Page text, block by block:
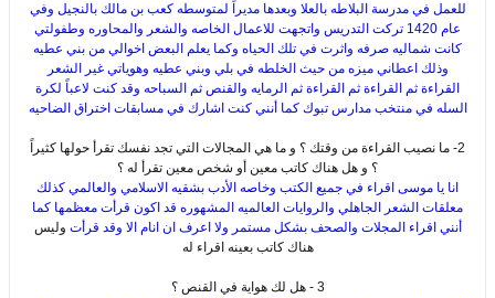
للعمل في مدرسة البلاطه بالعلا وبعدها مديراً لمتوسطه كعب بن مالك بالنجيل وفي
عام 1420 تركت التدريس واتجهت للاعمال الخاصه والشعر والمحاوره وطفولتي
كانت شماليه صرفه واثرت في تلك الحياه وكما يعلم البعض اخوالي من بني عطيه
وذلك اعطاني ميزه من حيث الخلطه في بلي وبني عطيه وهوياتي غير الشعر
القراءة ثم القراءة ثم القراءة ثم الرمايه والقنص ثم السباحه وقد كنت لاعباً لكرة
السله في منتخب مدارس تبوك كما أنني كنت اشارك في مسابقات اختراق الضاحيه
2- ما نصيب القراءة من وقتك ؟ و ما هي المجالات التي تجد نفسك تقرأ حولها كثيراً
؟ و هل هناك كاتب معين أو شخص معين تقرأ له ؟
انا يا موسى اقراء في جميع الكتب وخاصه الأدب بشقيه الاسلامي والعالمي كذلك
معلقات الشعر الجاهلي والروايات العالميه المشهوره قد اكون قرأت معظمها كما
أنني اقراء المجلات والصحف بشكل مستمر ولا اعرف ان انام الا وقد قرأت وليس
هناك كاتب بعينه اقراء له
3 - هل لك هواية في القنص ؟